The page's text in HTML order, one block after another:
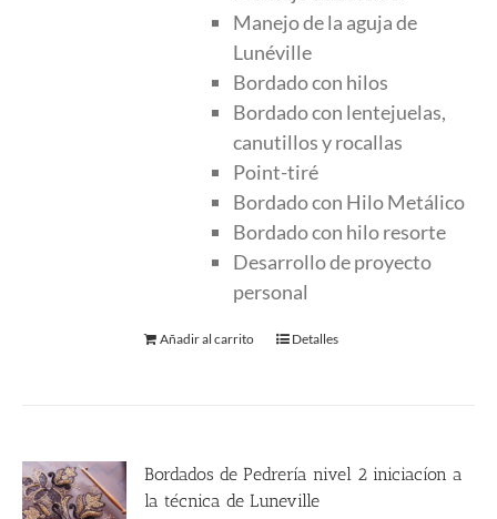
Manejo de la aguja de
Lunéville
Bordado con hilos
Bordado con lentejuelas,
canutillos y rocallas
Point-tiré
Bordado con Hilo Metálico
Bordado con hilo resorte
Desarrollo de proyecto
personal
Añadir al carrito Detalles
Bordados de Pedrería nivel 2 iniciacíon a
la técnica de Luneville